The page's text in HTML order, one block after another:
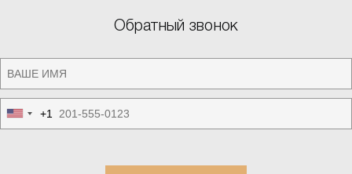
Обратный звонок
United
States
+1